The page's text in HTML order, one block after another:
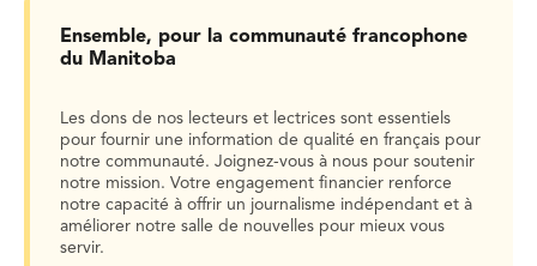
Ensemble, pour la communauté francophone
du Manitoba
Les dons de nos lecteurs et lectrices sont essentiels
pour fournir une information de qualité en français pour
notre communauté. Joignez-vous à nous pour soutenir
notre mission. Votre engagement financier renforce
notre capacité à offrir un journalisme indépendant et à
améliorer notre salle de nouvelles pour mieux vous
servir.